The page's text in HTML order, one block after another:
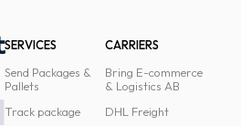
SERVICES
Send Packages &
Pallets
Track package
CARRIERS
Bring E-commerce
& Logistics AB
DHL Freight